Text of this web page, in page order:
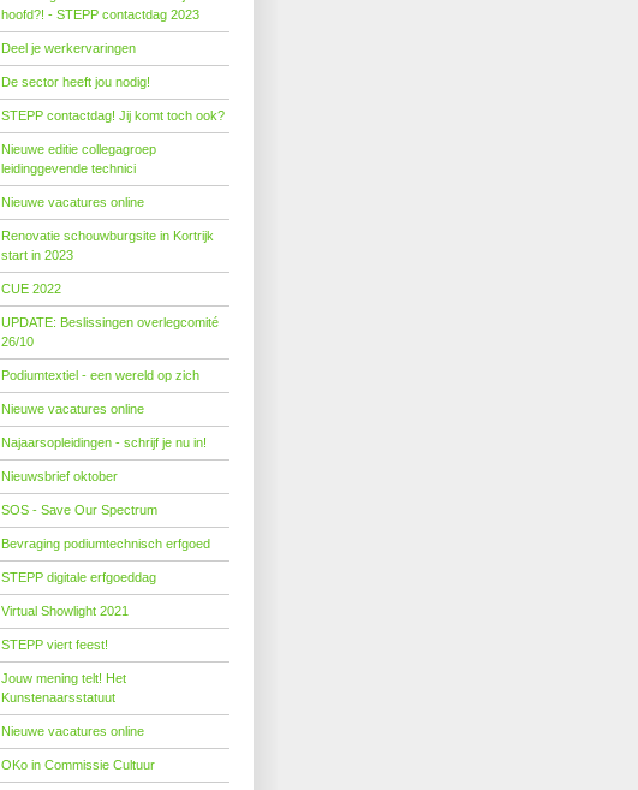
hoofd?! - STEPP contactdag 2023
Deel je werkervaringen
De sector heeft jou nodig!
STEPP contactdag! Jij komt toch ook?
Nieuwe editie collegagroep
leidinggevende technici
Nieuwe vacatures online
Renovatie schouwburgsite in Kortrijk
start in 2023
CUE 2022
UPDATE: Beslissingen overlegcomité
26/10
Podiumtextiel - een wereld op zich
Nieuwe vacatures online
Najaarsopleidingen - schrijf je nu in!
Nieuwsbrief oktober
SOS - Save Our Spectrum
Bevraging podiumtechnisch erfgoed
STEPP digitale erfgoeddag
Virtual Showlight 2021
STEPP viert feest!
Jouw mening telt! Het
Kunstenaarsstatuut
Nieuwe vacatures online
OKo in Commissie Cultuur